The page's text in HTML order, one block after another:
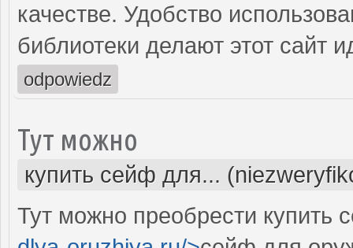
качестве. Удобство
библиотеки делают этот сайт
odpowiedz
Тут можно
купить сейф для...
Тут можно преобрести купить